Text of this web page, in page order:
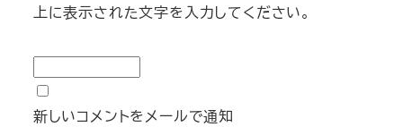
上に表示された文字を入力してください。
新しいコメントをメールで通知